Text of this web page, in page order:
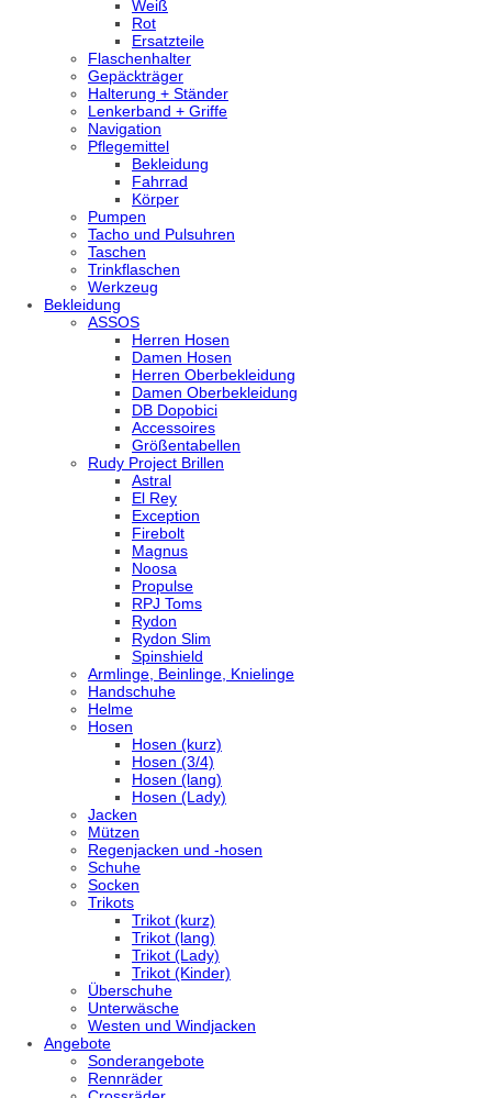
Weiß
Rot
Ersatzteile
Flaschenhalter
Gepäckträger
Halterung + Ständer
Lenkerband + Griffe
Navigation
Pflegemittel
Bekleidung
Fahrrad
Körper
Pumpen
Tacho und Pulsuhren
Taschen
Trinkflaschen
Werkzeug
Bekleidung
ASSOS
Herren Hosen
Damen Hosen
Herren Oberbekleidung
Damen Oberbekleidung
DB Dopobici
Accessoires
Größentabellen
Rudy Project Brillen
Astral
El Rey
Exception
Firebolt
Magnus
Noosa
Propulse
RPJ Toms
Rydon
Rydon Slim
Spinshield
Armlinge, Beinlinge, Knielinge
Handschuhe
Helme
Hosen
Hosen (kurz)
Hosen (3/4)
Hosen (lang)
Hosen (Lady)
Jacken
Mützen
Regenjacken und -hosen
Schuhe
Socken
Trikots
Trikot (kurz)
Trikot (lang)
Trikot (Lady)
Trikot (Kinder)
Überschuhe
Unterwäsche
Westen und Windjacken
Angebote
Sonderangebote
Rennräder